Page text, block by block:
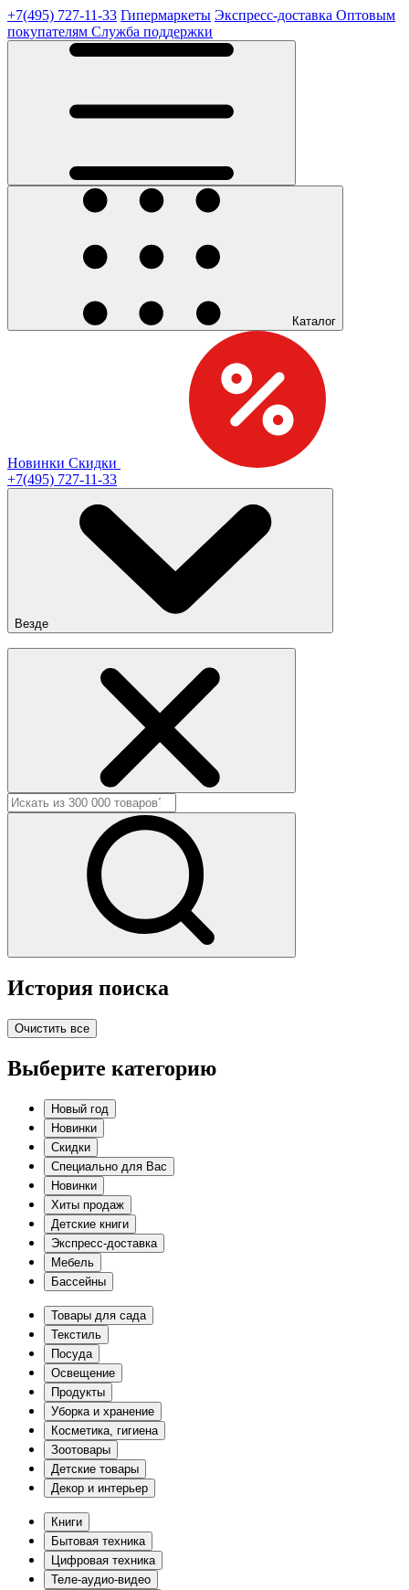
+7(495) 727-11-33 Гипермаркеты Экспресс-доставка Оптовым
покупателям Служба поддержки
Каталог
Новинки Скидки
+7(495) 727-11-33
Везде
История поиска
Очистить все
Выберите категорию
Новый год
Новинки
Скидки
Специально для Вас
Новинки
Хиты продаж
Детские книги
Экспресс-доставка
Мебель
Бассейны
Товары для сада
Текстиль
Посуда
Освещение
Продукты
Уборка и хранение
Косметика, гигиена
Зоотовары
Детские товары
Декор и интерьер
Книги
Бытовая техника
Цифровая техника
Теле-аудио-видео